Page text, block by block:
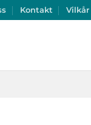
Kontakt Vilkår